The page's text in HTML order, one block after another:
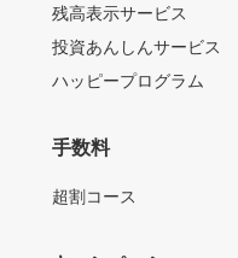
残高表示サービス
投資あんしんサービス
ハッピープログラム
手数料
超割コース